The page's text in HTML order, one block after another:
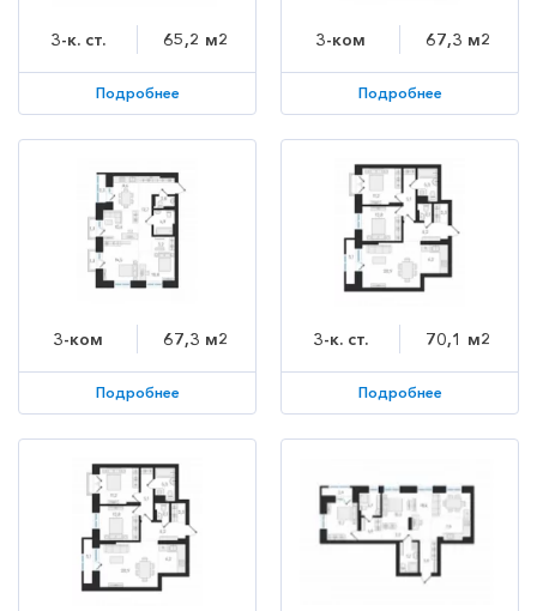
3-к. ст. 65,2 м2
Подробнее
3-ком 67,3 м2
Подробнее
3-ком 67,3 м2
Подробнее
3-к. ст. 70,1 м2
Подробнее